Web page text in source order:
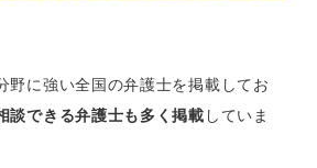
野に強い全国の弁護士を掲載してお
談できる弁護士も多く掲載 していま